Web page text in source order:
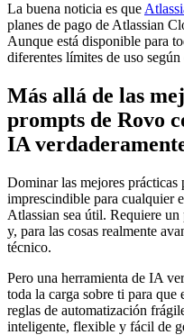
La buena noticia es que
planes de pago de Atlassian
Aunque está disponible para
diferentes límites de uso
Más allá de las
prompts de Rovo
IA
Dominar las mejores prácticas
imprescindible para cualquier
Atlassian sea útil. Requiere
y, para las cosas realmente
técnico.
Pero una herramienta de IA
toda la carga sobre ti para que
reglas de automatización
inteligente, flexible y fácil de